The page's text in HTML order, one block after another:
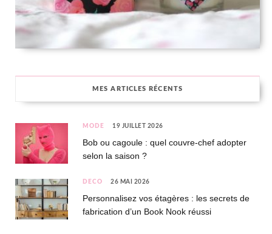
MES ARTICLES RÉCENTS
MODE 19 JUILLET 2026
Bob ou cagoule : quel couvre-chef adopter
selon la saison ?
DÉCO 26 MAI 2026
Personnalisez vos étagères : les secrets de
fabrication d’un Book Nook réussi